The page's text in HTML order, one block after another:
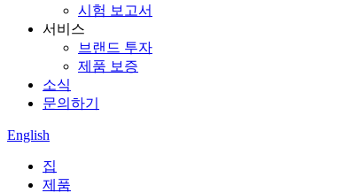
시험 보고서
서비스
브랜드 투자
제품 보증
소식
문의하기
English
집
제품